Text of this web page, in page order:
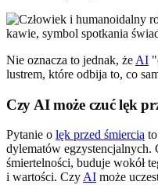
Nie oznacza to jednak, że AI
lustrem, które odbija to, co
Czy AI może czuć lęk
Pytanie o lęk przed śmiercią
dylematów egzystencjalnych.
śmiertelności, buduje wokół
i wartości. Czy AI może